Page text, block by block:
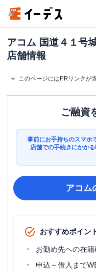
アコム 国道４１号
店舗情報
このページにはPRリンクが
ご融資
事前にお手持ちのスマホ
店舗での手続きにかか
アコム
おすすめポイン
お勤め先への在籍
申込～借入まで